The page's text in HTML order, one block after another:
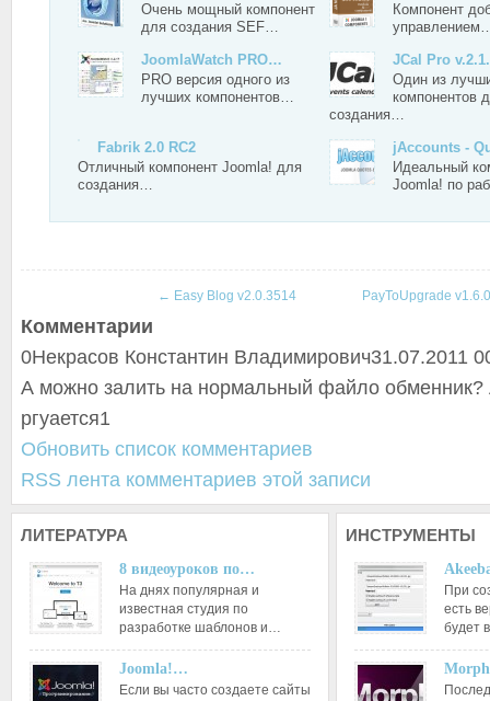
Очень мощный компонент
для создания SEF…
Компонент
JoomlaWatch PRO…
PRO версия одного из
лучших компонентов…
JCal Pro
Один из
компонентов
создания…
Fabrik 2.0 RC2
Отличный компонент Joomla! для
создания…
jAccounts -
Идеальный
Joomla! по
← Easy Blog v2.0.3514 PayToUpgrade
Комментарии
0Некрасов Константин Владимирович31.07.2011
А можно залить на нормальный файло обменник?
ргуается1
Обновить список комментариев
RSS лента комментариев этой записи
ЛИТЕРАТУРА
8 видеоуроков по…
На днях популярная и
известная студия по
разработке шаблонов и…
Joomla!…
Если вы часто создаете сайты
ИНСТРУМЕНТЫ
При
есть
будет